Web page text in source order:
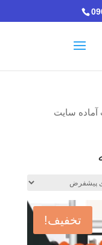
سایت
تخفیف!